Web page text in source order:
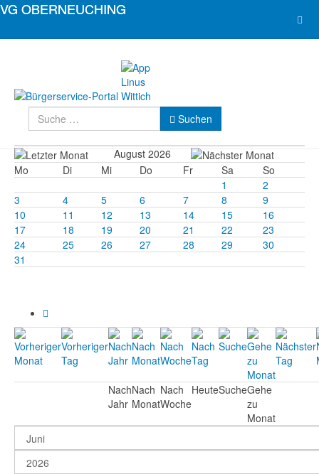
Suchen Suchen
August 2026
Mo
Di Mi Do Fr Sa
So
1
2
3
4 5 6 7 8
9
10
11 12 13 14 15
16
17
18 19 20 21 22
23
24
25 26 27 28 29
30
31
Nach
Jahr
Nach
Monat
Nach
Woche
HeuteSucheGehe
zu
Monat